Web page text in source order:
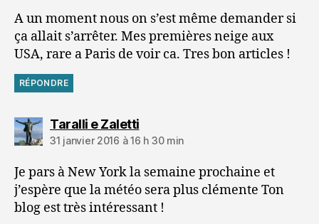
A un moment nous on s’est même demander si
ça allait s’arrêter. Mes premières neige aux
USA, rare a Paris de voir ca. Tres bon articles !
RÉPONDRE
Taralli e Zalettidit :
31 janvier 2016 à 16 h 30 min
Je pars à New York la semaine prochaine et
j’espère que la météo sera plus clémente Ton
blog est très intéressant !